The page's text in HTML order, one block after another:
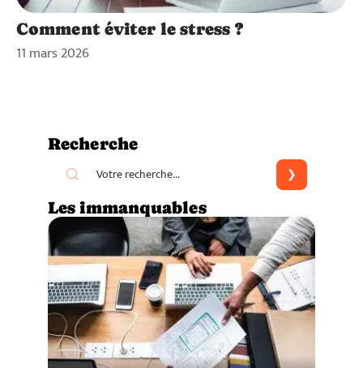
Comment éviter le stress ?
11 mars 2026
Recherche
Les immanquables